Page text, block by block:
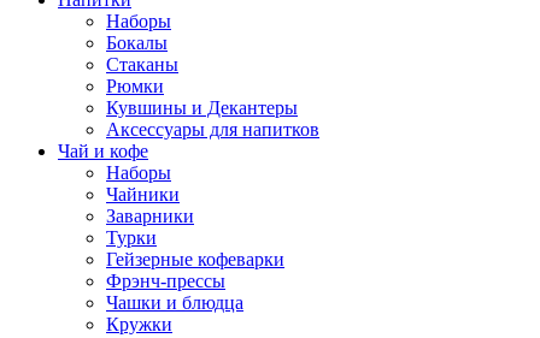
Наборы
Бокалы
Стаканы
Рюмки
Кувшины и Декантеры
Аксессуары для напитков
Чай и кофе
Наборы
Чайники
Заварники
Турки
Гейзерные кофеварки
Фрэнч-прессы
Чашки и блюдца
Кружки